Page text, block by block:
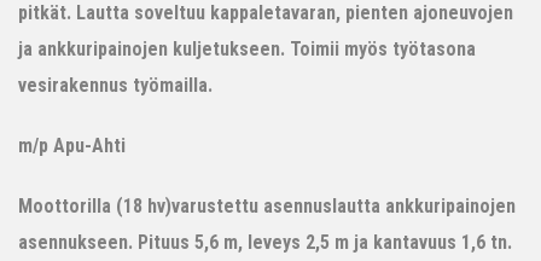
pitkät. Lautta soveltuu kappaletavaran, pienten ajoneuvojen
ja ankkuripainojen kuljetukseen. Toimii myös työtasona
vesirakennus työmailla.
m/p Apu-Ahti
Moottorilla (18 hv)varustettu asennuslautta ankkuripainojen
asennukseen. Pituus 5,6 m, leveys 2,5 m ja kantavuus 1,6 tn.